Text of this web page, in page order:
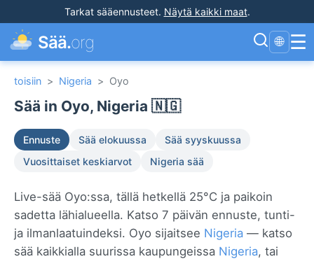
Tarkat sääennusteet. Näytä kaikki maat.
Sää.org 🌐 ☰
toisiin > Nigeria > Oyo
Sää in Oyo, Nigeria 🇳🇬
Ennuste Sää elokuussa
Sää syyskuussa
Vuosittaiset keskiarvot
Nigeria sää
Live-sää Oyo:ssa, tällä hetkellä 25°C ja paikoin
sadetta lähialueella. Katso 7 päivän ennuste, tunti-
ja ilmanlaatuindeksi. Oyo sijaitsee Nigeria — katso
sää kaikkialla suurissa kaupungeissa Nigeria, tai